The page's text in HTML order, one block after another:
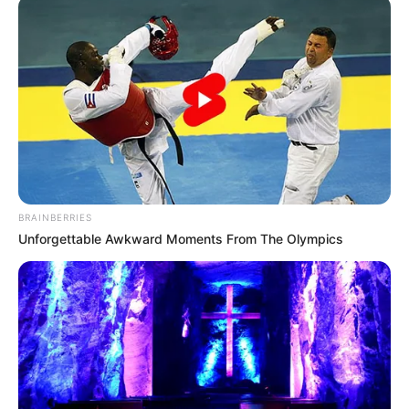
Fremdenverkehrsamt und Tourist Information
Einbeck mit Telefon und E-Mail-Adresse:
Das Fremdenverkehrsamt mit der Touristinformation von
Einbeck ist über die offizielle Homepagewww.einbeck-
marketing.deerreichbar. Kontakt zur Tourist Information in
Marktstraße 13(Eikesches Haus) unter E-Mail
touristinfo@einbeck.deund Telefon 05561-916555
Reiseführer für Einbeck und für die Region
Leinebergland:
Reiseliteratur bei Amazon: Reiseführer Leinebergland. In
unserem Onlinereiseführer gibt es ebenfalls
Wissenswertes zum ThemaTourismus und
BRAINBERRIES
Unforgettable Awkward Moments From The Olympics